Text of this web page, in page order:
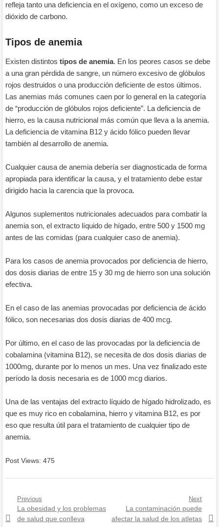
refleja tanto una deficiencia en el oxígeno, como un exceso de
dióxido de carbono.
Tipos de anemia
Existen distintos tipos de anemia. En los peores casos se debe
a una gran pérdida de sangre, un número excesivo de glóbulos
rojos destruidos o una producción deficiente de estos últimos.
Las anemias más comunes caen por lo general en la categoría
de “producción de glóbulos rojos deficiente”. La deficiencia de
hierro, es la causa nutricional más común que lleva a la anemia.
La deficiencia de vitamina B12 y ácido fólico pueden llevar
también al desarrollo de anemia.
Cualquier causa de anemia debería ser diagnosticada de forma
apropiada para identificar la causa, y el tratamiento debe estar
dirigido hacia la carencia que la provoca.
Algunos suplementos nutricionales adecuados para combatir la
anemia son, el extracto líquido de hígado, entre 500 y 1500 mg
antes de las comidas (para cualquier caso de anemia).
Para los casos de anemia provocados por deficiencia de hierro,
dos dosis diarias de entre 15 y 30 mg de hierro son una solución
efectiva.
En el caso de las anemias provocadas por deficiencia de ácido
fólico, son necesarias dos dosis diarias de 400 mcg.
Por último, en el caso de las provocadas por la deficiencia de
cobalamina (vitamina B12), se necesita de dos dosis diarias de
1000mg, durante por lo menos un mes. Una vez finalizado este
período la dosis necesaria es de 1000 mcg diarios.
Una de las ventajas del extracto líquido de hígado hidrolizado, es
que es muy rico en cobalamina, hierro y vitamina B12, es por
eso que resulta útil para el tratamiento de cualquier tipo de
anemia.
Post Views: 475
Navegación
de
Previous
Previous
post:
La obesidad y los problemas
de salud que conlleva
Next
Next
post:
La contaminación puede
afectar la salud de los atletas